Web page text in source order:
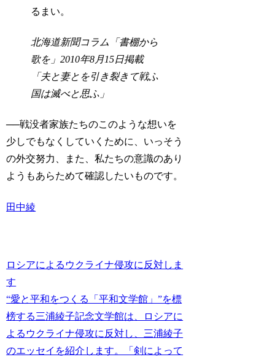
るまい。
北海道新聞コラム「書棚から
歌を」2010年8月15日掲載
「夫と妻とを引き裂きて戦ふ
国は滅べと思ふ」
──戦没者家族たちのこのような想いを
少しでもなくしていくために、いっそう
の外交努力、また、私たちの意識のあり
ようもあらためて確認したいものです。
田中綾
ロシアによるウクライナ侵攻に反対しま
す
“愛と平和をつくる「平和文学館」”を標
榜する三浦綾子記念文学館は、ロシアに
よるウクライナ侵攻に反対し、三浦綾子
のエッセイを紹介します。「剣によって